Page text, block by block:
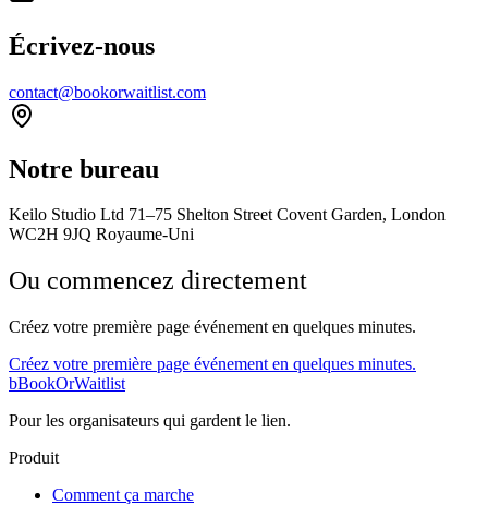
Écrivez-nous
contact@bookorwaitlist.com
Notre bureau
Keilo Studio Ltd 71–75 Shelton Street Covent Garden, London
WC2H 9JQ Royaume-Uni
Ou commencez directement
Créez votre première page événement en quelques minutes.
Créez votre première page événement en quelques minutes.
bBookOrWaitlist
Pour les organisateurs qui gardent le lien.
Produit
Comment ça marche